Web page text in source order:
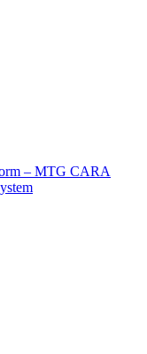
– MTG CARA